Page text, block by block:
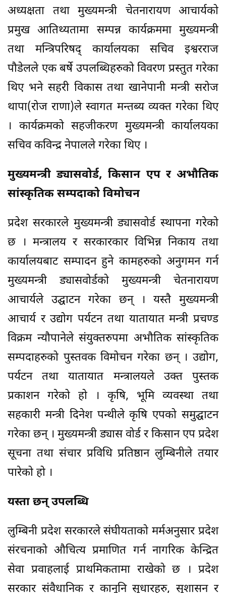
अध्यक्षता तथा मुख्यमन्त्री चेतनारायण आचार्यको
प्रमुख आतिथ्यतामा सम्पन्न कार्यक्रममा मुख्यमन्त्री
तथा मन्त्रिपरिषद् कार्यालयका सचिव इश्वरराज
पौडेलले एक बर्षे उपलब्धिहरुको विवरण प्रस्तुत गरेका
थिए भने सहरी विकास तथा खानेपानी मन्त्री सरोज
थापा(रोज राणा)ले स्वागत मन्तब्य व्यक्त गरेका थिए
। कार्यक्रमको सहजीकरण मुख्यमन्त्री कार्यालयका
सचिव कविन्द्र नेपालले गरेका थिए ।
मुख्यमन्त्री ड्यासवोर्ड, किसान एप र अभौतिक
सांस्कृतिक सम्पदाको विमोचन
प्रदेश सरकारले मुख्यमन्त्री ड्यासवोर्ड स्थापना गरेको
छ । मन्त्रालय र सरकारकार विभिन्न निकाय तथा
कार्यालयबाट सम्पादन हुने कामहरुको अनुगमन गर्न
मुख्यमन्त्री ड्यासवोर्डको मुख्यमन्त्री चेतनारायण
आचार्यले उद्घाटन गरेका छन् । यस्तै मुख्यमन्त्री
आचार्य र उद्योग पर्यटन तथा यातायात मन्त्री प्रचण्ड
विक्रम न्यौपानेले संयुक्तरुपमा अभौतिक सांस्कृतिक
सम्पदाहरुको पुस्तवक विमोचन गरेका छन् । उद्योग,
पर्यटन तथा यातायात मन्त्रालयले उक्त पुस्तक
प्रकाशन गरेको हो । कृषि, भूमि व्यवस्था तथा
सहकारी मन्त्री दिनेश पन्थीले कृषि एपको समुद्घाटन
गरेका छन् । मुख्यमन्त्री ड्यास वोर्ड र किसान एप प्रदेश
सूचना तथा संचार प्रविधि प्रतिष्ठान लुम्बिनीले तयार
पारेको हो ।
यस्ता छन् उपलब्धि
लुम्बिनी प्रदेश सरकारले संघीयताको मर्मअनुसार प्रदेश
संरचनाको औचित्य प्रमाणित गर्न नागरिक केन्द्रित
सेवा प्रवाहलाई प्राथमिकतामा राखेको छ । प्रदेश
सरकार संवैधानिक र कानूनि सुधारहरु, सुशासन र